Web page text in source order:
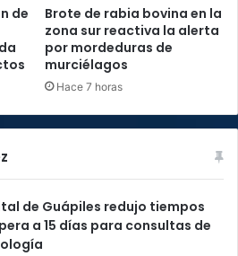
de
Brote de rabia bovina en la
zona sur reactiva la alerta
por mordeduras de
murciélagos
Hace 7 horas
de Guápiles redujo tiempos
a 15 días para consultas de